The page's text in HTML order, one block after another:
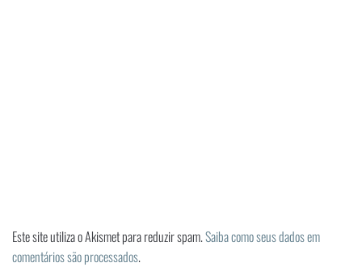
Este site utiliza o Akismet para reduzir spam.Saiba como seus dados em
comentários são processados.